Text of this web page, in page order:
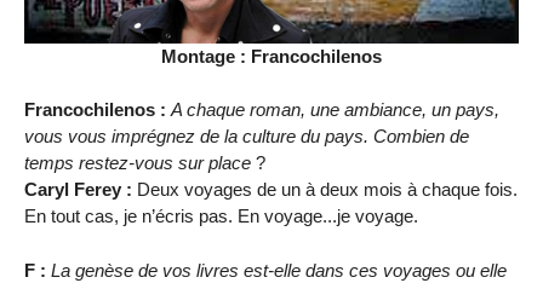
Montage : Francochilenos
Francochilenos : A chaque roman, une ambiance, un pays,
vous vous imprégnez de la culture du pays. Combien de
temps restez-vous sur place ?
Caryl Ferey : Deux voyages de un à deux mois à chaque fois.
En tout cas, je n’écris pas. En voyage...je voyage.
F : La genèse de vos livres est-elle dans ces voyages ou elle